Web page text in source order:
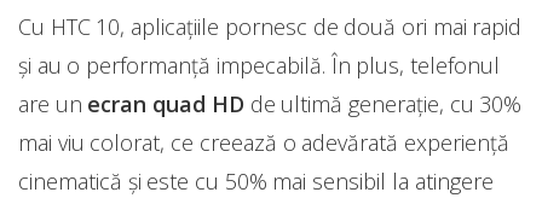
Cu HTC 10, aplicaţiile pornesc de două ori mai rapid
și au o performanţă impecabilă. În plus, telefonul
are un ecran quad HD de ultimă generaţie, cu 30%
mai viu colorat, ce creează o adevărată experienţă
cinematică şi este cu 50% mai sensibil la atingere